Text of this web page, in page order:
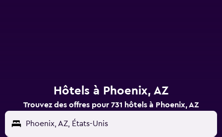
Hôtels à Phoenix, AZ
Trouvez des offres pour 731 hôtels à Phoenix, AZ
Phoenix, AZ, États-Unis